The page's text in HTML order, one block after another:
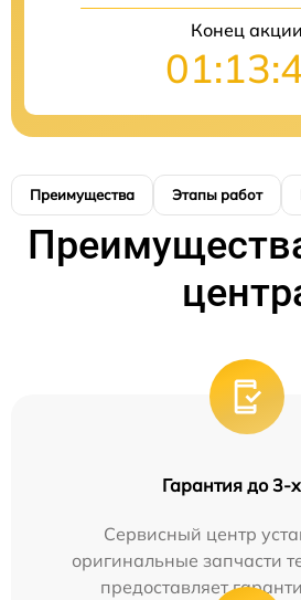
Конец акции
Преимущества Этапы работ
Гарантия до 3-
Сервисный центр
оригинальные запчасти
предоставляет